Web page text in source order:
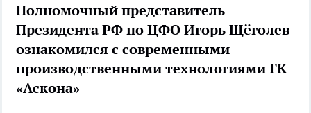
Полномочный представитель
Президента РФ по ЦФО Игорь Щёголев
ознакомился с современными
производственными технологиями ГК
«Аскона»